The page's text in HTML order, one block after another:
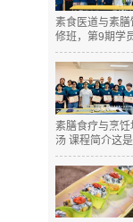
素食医道与素
修班，第9期学
素膳食疗与烹
汤 课程简介这是